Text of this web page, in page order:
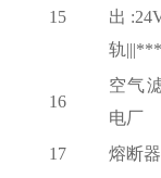
15
出
轨
16
空气
电厂
17
熔断器